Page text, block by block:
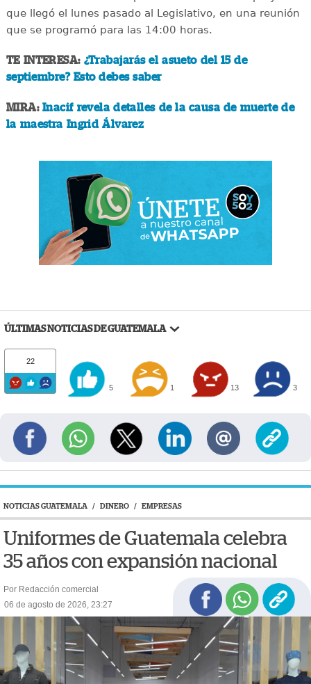
que llegó el lunes pasado al Legislativo, en una reunión
que se programó para las 14:00 horas.
TE INTERESA: ¿Trabajarás el asueto del 15 de
septiembre? Esto debes saber
MIRA:Inacif revela detalles de la causa de muerte de
la maestra Ingrid Álvarez
ÚLTIMAS NOTICIAS DE GUATEMALA
22
5 1 13 3
NOTICIAS GUATEMALA / DINERO / EMPRESAS
Uniformes de Guatemala celebra
35 años con expansión nacional
Por Redacción comercial
06 de agosto de 2026, 23:27